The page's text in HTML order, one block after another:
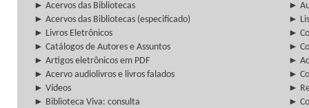
► Acervos das Bibliotecas
►
► Acervos das Bibliotecas (especificado)
►
► Livros Eletrônicos
►
► Catálogos de Autores e Assuntos
►
► Artigos eletrônicos em PDF
►
► Acervo audiolivros e livros falados
►
► Vídeos
►
► Biblioteca Viva: consulta
►